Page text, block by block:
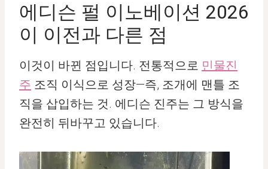
에디슨 펄 이노베이션 2026
이 이전과 다른 점
이것이 바뀐 점입니다. 전통적으로 민물진
주 조직 이식으로 성장—즉, 조개에 맨틀 조
직을 삽입하는 것. 에디슨 진주는 그 방식을
완전히 뒤바꾸고 있습니다.